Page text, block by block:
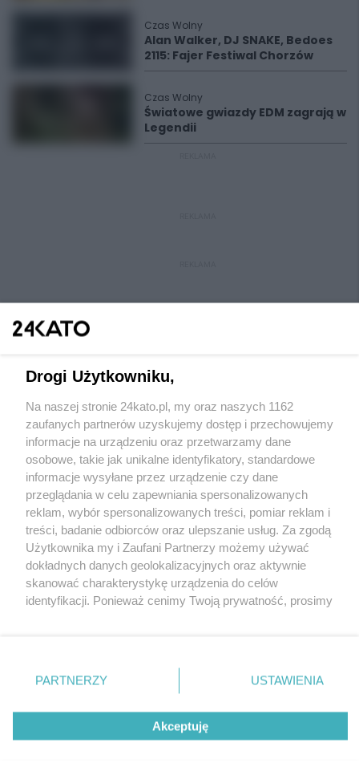
Czas Wolny
Alan Walker, DJ SNAKE, Bedoes
2115: Fajer Festiwal Chorzów
Czas Wolny
Światowe gwiazdy EDM zagrają w
Legendii
Wydawca mediów lokalnych
Nie zapomnij
zapoznać się z:
polityką prywatności regulamin korzystania z portali
Twojemiasto
Piekary Śląskie
Chorzów
Tarnowskie Góry
Gliwice
Skontakuj sięz nami
Kontakt
Wydawca
Redakcja
Drogi Użytkowniku,
Na naszej stronie 24kato.pl, my oraz naszych 1162
zaufanych partnerów uzyskujemy dostęp i przechowujemy
informacje na urządzeniu oraz przetwarzamy dane
osobowe, takie jak unikalne identyfikatory, standardowe
informacje wysyłane przez urządzenie czy dane
przeglądania w celu zapewniania spersonalizowanych
reklam, wybór spersonalizowanych treści, pomiar reklam i
treści, badanie odbiorców oraz ulepszanie usług. Za zgodą
Użytkownika my i Zaufani Partnerzy możemy używać
dokładnych danych geolokalizacyjnych oraz aktywnie
skanować charakterystykę urządzenia do celów
identyfikacji. Ponieważ cenimy Twoją prywatność, prosimy
prywatności znajdujący się w lewym dolnym rogu strony
. Niektóre rodzaje przetwarzania danych nie wymagają
zgody użytkownika, ale masz prawo sprzeciwić się
takiemu przetwarzaniu. Preferencje będą miały
zastosowania tylko na tej witrynie.
PARTNERZY USTAWIENIA
Akceptuję